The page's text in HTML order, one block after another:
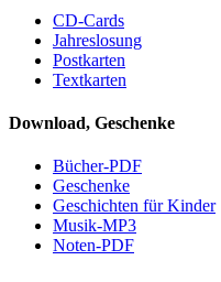
CD-Cards
Jahreslosung
Postkarten
Textkarten
Download, Geschenke
Bücher-PDF
Geschenke
Geschichten für Kinder
Musik-MP3
Noten-PDF